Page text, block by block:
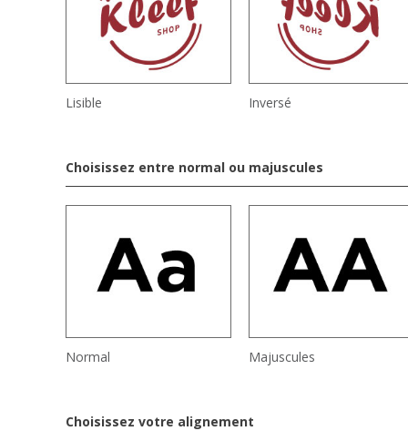
Lisible Inversé
Choisissez entre normal ou majuscules
Normal Majuscules
Choisissez votre alignement